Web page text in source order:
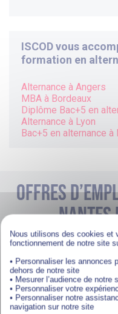
ISCOD vous
formation en
Alternance à Angers
MBA à Bordeaux
Diplôme Bac+5 en
Alternance à Lyon
Bac+5 en alternance à
Offres
Nos partenaires
en alternance,
Commercial et
Alternance
Sorinières (F/H)
Nous utilisons des cookies et
fonctionnement de notre site
• Personnaliser les annonces
dehors de notre site
• Mesurer l’audience de notre
• Personnaliser votre
• Personnaliser notre
navigation sur notre site